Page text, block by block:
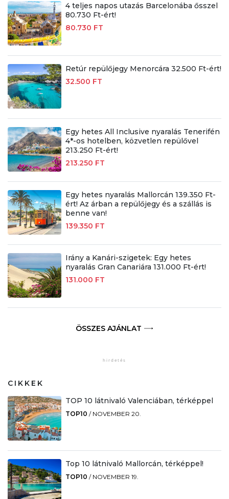
4 teljes napos utazás Barcelonába ősszel
80.730 Ft-ért!
80.730 FT
Retúr repülőjegy Menorcára 32.500 Ft-ért!
32.500 FT
Egy hetes All Inclusive nyaralás Tenerifén
4*-os hotelben, közvetlen repülővel
213.250 Ft-ért!
213.250 FT
Egy hetes nyaralás Mallorcán 139.350 Ft-
ért! Az árban a repülőjegy és a szállás is
benne van!
139.350 FT
Irány a Kanári-szigetek: Egy hetes
nyaralás Gran Canariára 131.000 Ft-ért!
131.000 FT
ÖSSZES AJÁNLAT
CIKKEK
TOP 10 látnivaló Valenciában, térképpel
TOP10 / NOVEMBER 20.
Top 10 látnivaló Mallorcán, térképpel!
TOP10 / NOVEMBER 19.